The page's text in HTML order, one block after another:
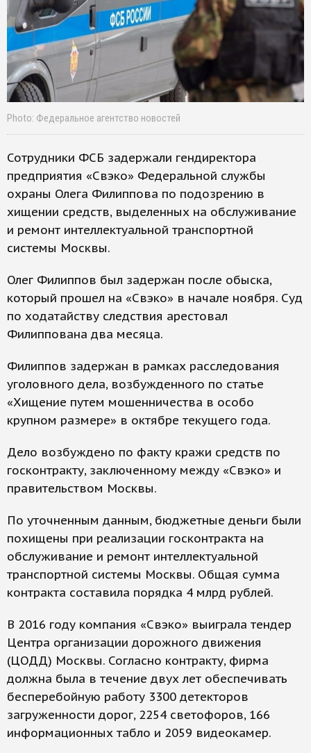
Photo: Федеральное агентство новостей
Сотрудники ФСБ задержали гендиректора
предприятия «Свэко» Федеральной службы
охраны Олега Филиппова по подозрению в
хищении средств, выделенных на обслуживание
и ремонт интеллектуальной транспортной
системы Москвы.
Олег Филиппов был задержан после обыска,
который прошел на «Свэко» в начале ноября. Суд
по ходатайству следствия арестовал
Филиппована два месяца.
Филиппов задержан в рамках расследования
уголовного дела, возбужденного по статье
«Хищение путем мошенничества в особо
крупном размере» в октябре текущего года.
Дело возбуждено по факту кражи средств по
госконтракту, заключенному между «Свэко» и
правительством Москвы.
По уточненным данным, бюджетные деньги были
похищены при реализации госконтракта на
обслуживание и ремонт интеллектуальной
транспортной системы Москвы. Общая сумма
контракта составила порядка 4 млрд рублей.
В 2016 году компания «Свэко» выиграла тендер
Центра организации дорожного движения
(ЦОДД) Москвы. Согласно контракту, фирма
должна была в течение двух лет обеспечивать
бесперебойную работу 3300 детекторов
загруженности дорог, 2254 светофоров, 166
информационных табло и 2059 видеокамер.